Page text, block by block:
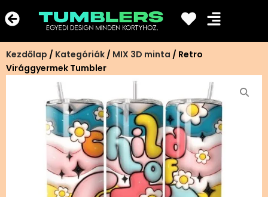
a
tartalomra
Kezdőlap / Kategóriák / MIX 3D minta / Retro
Virággyermek Tumbler